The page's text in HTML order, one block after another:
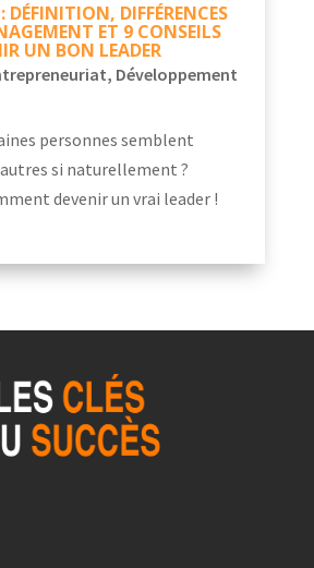
DÉFINITION, DIFFÉRENCES
ET 9 CONSEILS
UN BON LEADER
, Développement
personnes semblent
si naturellement ?
devenir un vrai leader !